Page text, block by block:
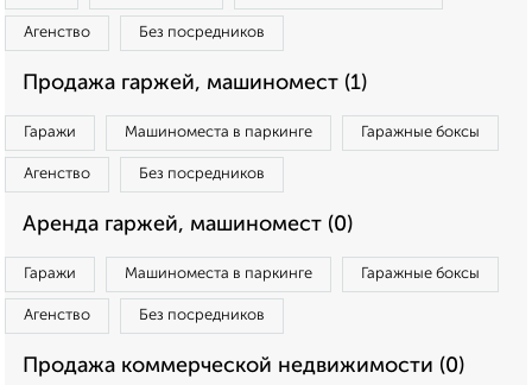
Агенство Без посредников
Продажа гаржей, машиномест (1)
Гаражи Машиноместа в паркинге Гаражные боксы
Агенство Без посредников
Аренда гаржей, машиномест (0)
Гаражи Машиноместа в паркинге Гаражные боксы
Агенство Без посредников
Продажа коммерческой недвижимости (0)